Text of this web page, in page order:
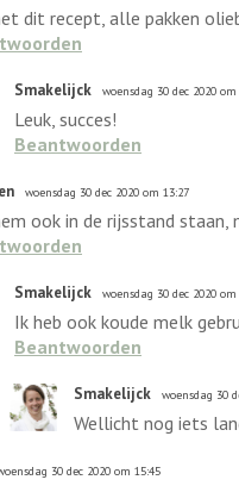
dit recept, alle pakken
Smakelijck woensdag 30 dec 2020 om
Leuk, succes!
Beantwoorden
woensdag 30 dec 2020 om 13:27
ook in de rijsstand
Smakelijck woensdag 30 dec 2020 om
Ik heb ook koude melk
Beantwoorden
Smakelijck woensdag 30
Wellicht nog iets
30 dec 2020 om 15:45